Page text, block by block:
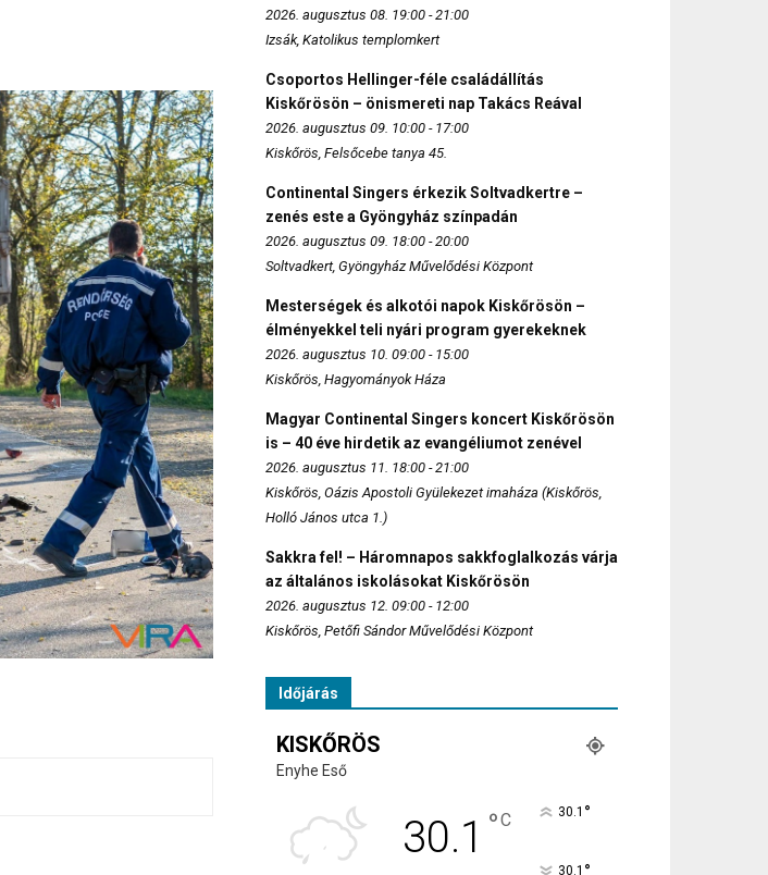
2026. augusztus 08. 19:00 - 21:00
Izsák, Katolikus templomkert
Csoportos Hellinger-féle családállítás
Kiskőrösön – önismereti nap Takács Reával
2026. augusztus 09. 10:00 - 17:00
Kiskőrös, Felsőcebe tanya 45.
Continental Singers érkezik Soltvadkertre –
zenés este a Gyöngyház színpadán
2026. augusztus 09. 18:00 - 20:00
Soltvadkert, Gyöngyház Művelődési Központ
Mesterségek és alkotói napok Kiskőrösön –
élményekkel teli nyári program gyerekeknek
2026. augusztus 10. 09:00 - 15:00
Kiskőrös, Hagyományok Háza
Magyar Continental Singers koncert Kiskőrösön
is – 40 éve hirdetik az evangéliumot zenével
2026. augusztus 11. 18:00 - 21:00
Kiskőrös, Oázis Apostoli Gyülekezet imaháza (Kiskőrös,
Holló János utca 1.)
Sakkra fel! – Háromnapos sakkfoglalkozás várja
az általános iskolásokat Kiskőrösön
2026. augusztus 12. 09:00 - 12:00
Kiskőrös, Petőfi Sándor Művelődési Központ
Időjárás
KISKŐRÖS
Enyhe Eső
30.1 °C 30.1 °
30.1